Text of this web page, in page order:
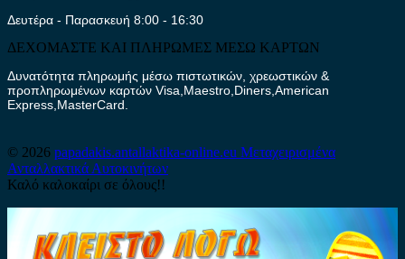
Δευτέρα - Παρασκευή 8:00 - 16:30
ΔΕΧΟΜΑΣΤΕ ΚΑΙ ΠΛΗΡΩΜΕΣ ΜΕΣΩ ΚΑΡΤΩΝ
Δυνατότητα πληρωμής μέσω πιστωτικών, χρεωστικών &
προπληρωμένων καρτών Visa,Maestro,Diners,American
Express,MasterCard.
© 2026 papadakis.antallaktika-online.eu Μεταχειρισμένα
Ανταλλακτικά Αυτοκινήτων
Καλό καλοκαίρι σε όλους!!